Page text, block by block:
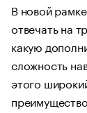
В новой
отвечать на
какую
сложность
этого